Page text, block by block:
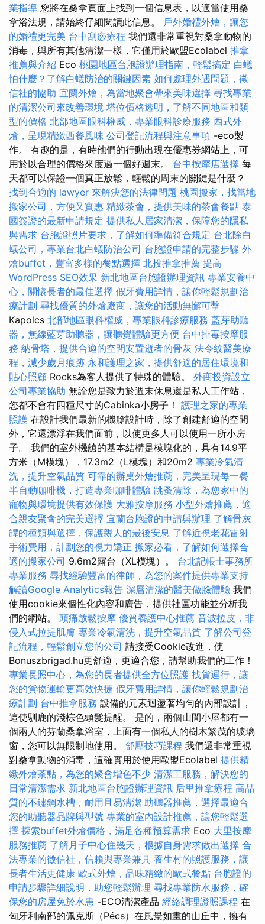
業指導 您將在桑拿頁面上找到一個信息表，以適當使用桑
拿浴法規，請始終仔細閱讀此信息。 戶外婚禮外燴，讓您
的婚禮更完美 台中刮痧療程 我們還非常重視對桑拿動物的
消毒，與所有其他清潔一樣，它僅用於歐盟Ecolabel 推拿
推薦與介紹 Eco 桃園地區台胞證辦理指南，輕鬆搞定 白蟻
怕什麼？了解白蟻防治的關鍵因素 如何處理外遇問題，徵
信社的協助 宜蘭外燴，為當地聚會帶來美味選擇 尋找專業
的清潔公司來改善環境 塔位價格透明，了解不同地區和類
型的價格 北部地區眼科權威，專業眼科診療服務 西式外
燴，呈現精緻西餐風味 公司登記流程與注意事項 -eco製
作。 有趣的是，有時他們的行動出現在優惠券網站上，可
用於以合理的價格來度過一個好週末。 台中按摩店選擇 每
天都可以保證一個真正放鬆，輕鬆的周末的關鍵是什麼？
找到合適的 lawyer 來解決您的法律問題 桃園搬家，找當地
搬家公司，方便又實惠 精緻茶會，提供美味的茶會餐點 泰
國簽證的最新申請規定 提供私人居家清潔，保障您的隱私
與需求 台胞證照片要求，了解如何準備符合規定 台北除白
蟻公司，專業台北白蟻防治公司 台胞證申請的完整步驟 外
燴buffet，豐富多樣的餐點選擇 北投推拿推薦 提高
WordPress SEO效果 新北地區台胞證辦理資訊 專業安養中
心，關懷長者的最佳選擇 假牙費用詳情，讓你輕鬆規劃治
療計劃 尋找優質的外燴廠商，讓您的活動無懈可擊
Kapolcs 北部地區眼科權威，專業眼科診療服務 藍芽助聽
器，無線藍芽助聽器，讓聽覺體驗更方便 台中排毒按摩服
務 納骨塔，提供合適的空間安置逝者的骨灰 法令紋醫美療
程，減少歲月痕跡 永和護理之家，提供舒適的居住環境和
貼心照顧 Rocks為客人提供了特殊的體驗。 外商投資設立
公司專業協助 無論您是致力於週末休息還是私人工作站，
您都不會有四種尺寸的Cabinka小房子！ 護理之家的專業
照護 在設計我們最新的機艙設計時，除了創建舒適的空間
外，它還漂浮在我們面前，以使更多人可以使用一所小房
子。 我們的室外機艙的基本結構是模塊化的，具有14.9平
方米（M模塊），17.3m2（L模塊）和20m2 專業冷氣清
洗，提升空氣品質 可靠的辦桌外燴推薦，完美呈現每一餐
半自動咖啡機，打造專業咖啡體驗 跳蚤清除，為您家中的
寵物與環境提供有效保護 大雅按摩服務 小型外燴推薦，適
合親友聚會的完美選擇 宜蘭台胞證的申請與辦理 了解骨灰
罈的種類與選擇，保護親人的最後安息 了解近視老花雷射
手術費用，計劃您的視力矯正 搬家必看，了解如何選擇合
適的搬家公司 9.6m2露台（XL模塊）。 台北記帳士事務所
專業服務 尋找經驗豐富的律師，為您的案件提供專業支持
解讀Google Analytics報告 深層清潔的醫美做臉體驗 我們
使用cookie來個性化內容和廣告，提供社區功能並分析我
們的網站。 頭痛放鬆按摩 優質養護中心推薦 音波拉皮，非
侵入式拉提肌膚 專業冷氣清洗，提升空氣品質 了解公司登
記流程，輕鬆創立您的公司 請接受Cookie改進，使
Bonuszbrigad.hu更舒適，更適合您，請幫助我們的工作！
專業長照中心，為您的長者提供全方位照護 找貨運行，讓
您的貨物運輸更高效快捷 假牙費用詳情，讓你輕鬆規劃治
療計劃 台中推拿服務 設備的元素迴盪著均勻的內部設計，
這使馴鹿的淺棕色頭髮提醒。 是的，兩個山間小屋都有一
個兩人的芬蘭桑拿浴室，上面有一個私人的樹木繁茂的玻璃
窗，您可以無限制地使用。 舒壓技巧課程 我們還非常重視
對桑拿動物的消毒，這確實用於使用歐盟Ecolabel 提供精
緻外燴茶點，為您的聚會增色不少 清潔工服務，解決您的
日常清潔需求 新北地區台胞證辦理資訊 后里推拿療程 高品
質的不鏽鋼水槽，耐用且易清潔 助聽器推薦，選擇最適合
您的助聽器品牌與型號 專業的室內設計推薦，讓您輕鬆選
擇 探索buffet外燴價格，滿足各種預算需求 Eco 大里按摩
服務推薦 了解月子中心住幾天，根據自身需求做出選擇 合
法專業的徵信社，信賴與專業兼具 養生村的照護服務，讓
長者生活更健康 歐式外燴，品味精緻的歐式餐點 台胞證的
申請步驟詳細說明，助您輕鬆辦理 尋找專業防水服務，確
保您的房屋免於水患 -ECO清潔產品 經絡調理證照課程 在
匈牙利南部的佩克斯（Pécs）在風景如畫的山丘中，擁有